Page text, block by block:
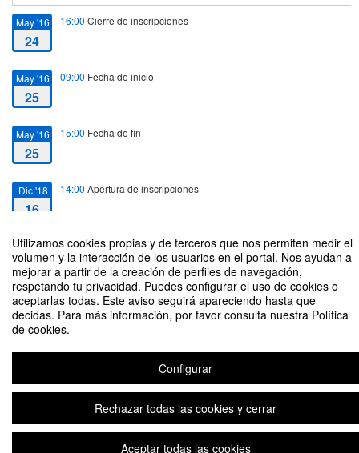
Utilizamos cookies propias y de terceros que nos permiten medir el
volumen y la interacción de los usuarios en el portal. Nos ayudan a
mejorar a partir de la creación de perfiles de navegación,
respetando tu privacidad. Puedes configurar el uso de cookies o
aceptarlas todas. Este aviso seguirá apareciendo hasta que
decidas. Para más información, por favor consulta nuestra Política
de cookies.
Configurar
Rechazar todas las cookies y cerrar
Aceptar todas las cookies
May '16
24
16:00 Cierre de inscripciones
May '16
25
09:00 Fecha de inicio
May '16
25
15:00 Fecha de fin
Dic '18
16
14:00 Apertura de inscripciones
II Jornada de Orientación a la finalización de los estudios de Enfermería
Organizado por María Mercedes Arias Hernández
Plataforma de organización de eventos Symposium
Copyright © 2026